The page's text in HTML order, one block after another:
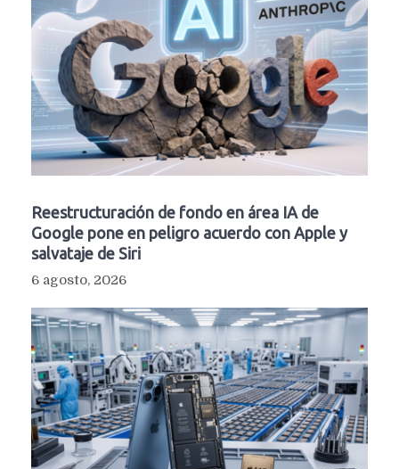
Reestructuración de fondo en área IA de
Google pone en peligro acuerdo con Apple y
salvataje de Siri
6 agosto, 2026